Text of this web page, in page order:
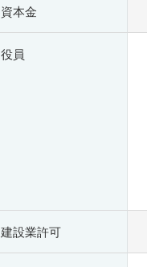
資本金
役員
建設業許可